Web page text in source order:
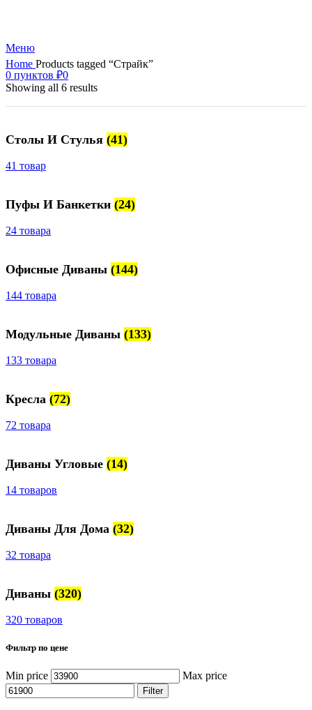
Меню
0 пунктов ₽0
Home Products tagged “Страйк”
Showing all 6 results
Столы И Стулья (41)
41 товар
Пуфы И Банкетки (24)
24 товара
Офисные Диваны (144)
144 товара
Модульные Диваны (133)
133 товара
Кресла (72)
72 товара
Диваны Угловые (14)
14 товаров
Диваны Для Дома (32)
32 товара
Диваны (320)
320 товаров
Фильтр по цене
Min price Max price
Filter